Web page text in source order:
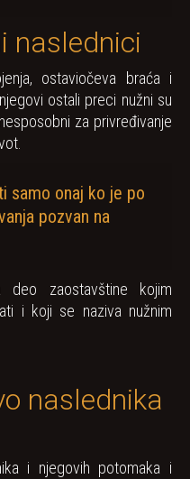
naslednici
ostaviočeva braća i
ostali preci nužni su
za privređivanje
samo onaj ko je po
pozvan na
deo zaostavštine kojim
i koji se naziva nužnim
naslednika
i njegovih potomaka i